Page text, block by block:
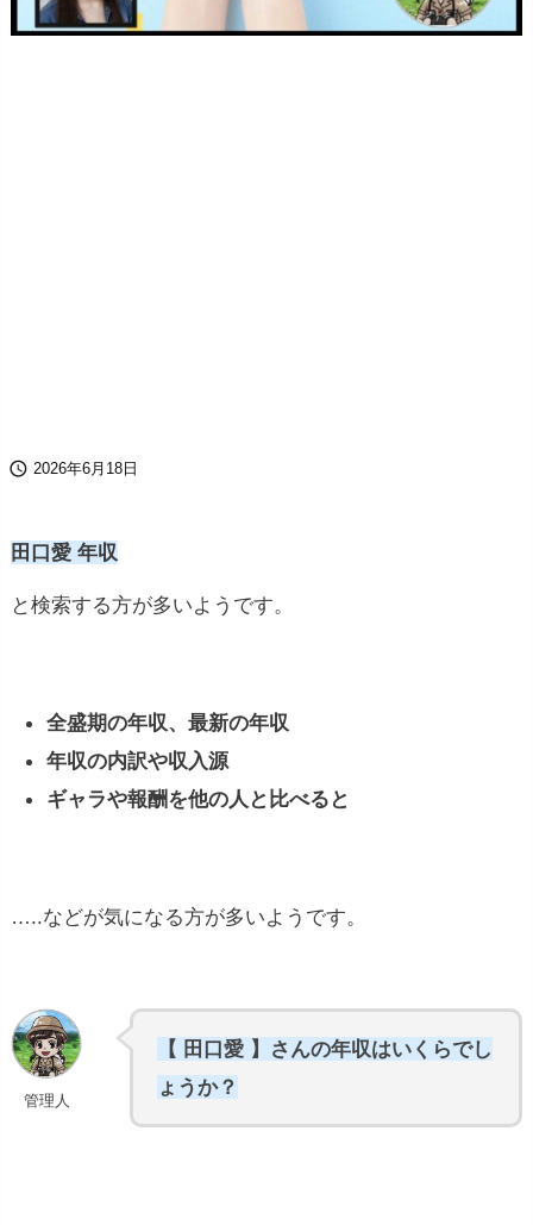
 2026年6月18日
田口愛 年収
と検索する方が多いようです。
全盛期の年収、最新の年収
年収の内訳や収入源
ギャラや報酬を他の人と比べると
…..などが気になる方が多いようです。
管理人
【 田口愛 】さんの年収はいくらでし
ょうか？